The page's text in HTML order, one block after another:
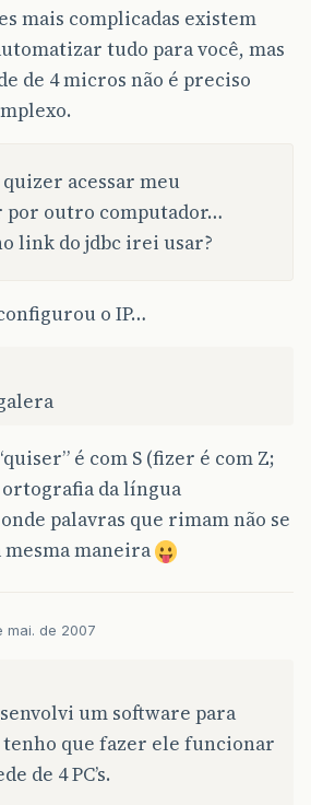
mais complicadas existem
tudo para você, mas
de 4 micros não é preciso
quizer acessar meu
por outro computador…
link do jdbc irei usar?
o IP…
é com S (fizer é com Z;
ortografia da língua
palavras que rimam não se
mesma maneira
mai. de 2007
um software para
que fazer ele funcionar
de 4 PC’s.